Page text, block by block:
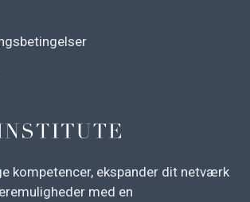
kompetencer, ekspander dit netværk
med en